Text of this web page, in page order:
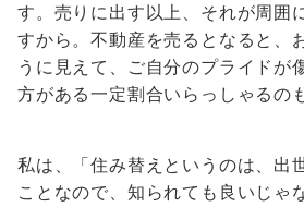
す。売りに出す以上、それが周囲
すから。不動産を売るとなると、
うに見えて、ご自分のプライドが
方がある一定割合いらっしゃるの
私は、「住み替えというのは、出
ことなので、知られても良いじゃ